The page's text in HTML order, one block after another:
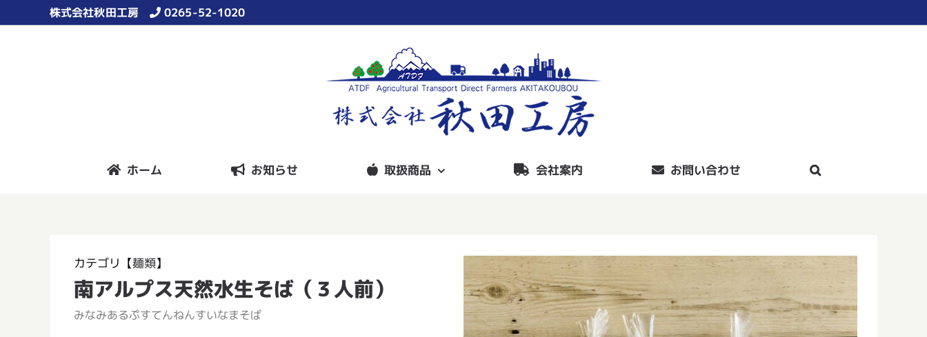
株式会社秋田工房 0265-52-1020
ホーム お知らせ 取扱商品 会社案内 お問い合わせ
カテゴリ【麺類】
南アルプス天然水生そば（３人前）
みなみあるぷすてんねんすいなまそば